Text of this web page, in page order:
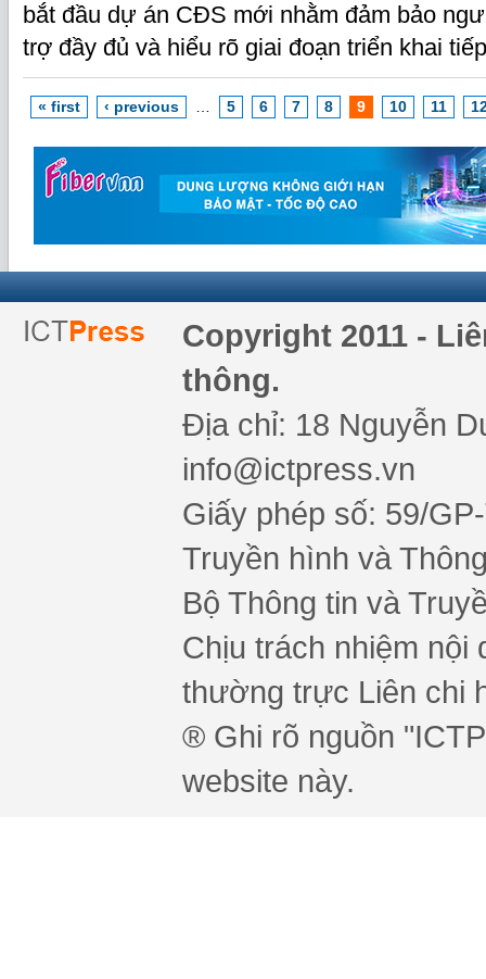
bắt đầu dự án CĐS mới nhằm đảm bảo
trợ đầy đủ và hiểu rõ giai đoạn triển khai
« first ‹ previous 5 6 7 8 9 10 11
Copyright 2011 -
thông.
Địa chỉ: 18 Nguyễn
info@ictpress.vn
Giấy phép số: 59/
Truyền hình và
Bộ Thông tin và
Chịu trách nhiệm nội
thường trực Liên chi
® Ghi rõ nguồn
website này.